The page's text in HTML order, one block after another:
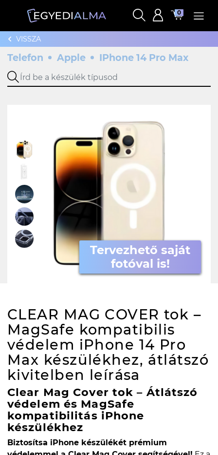
0
VISSZA
Telefon Apple IPhone 14 Pro Max
Tervezhető saját
fotóval is!
CLEAR MAG COVER tok –
MagSafe kompatibilis
védelem iPhone 14 Pro
Max készülékhez, átlátszó
kivitelben leírása
Clear Mag Cover tok – Átlátszó
védelem és MagSafe
kompatibilitás iPhone
készülékhez
Biztosítsa iPhone készülékét prémium